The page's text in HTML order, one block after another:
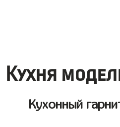
Кухня
Кухонный